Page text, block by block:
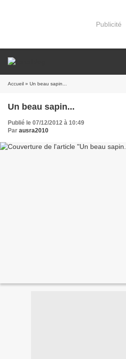
Publicité
Accueil » Un beau sapin...
Un beau sapin...
Publié le 07/12/2012 à 10:49
Par ausra2010